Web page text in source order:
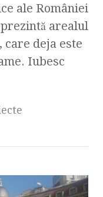
ale României
arealul
care deja este
Iubesc